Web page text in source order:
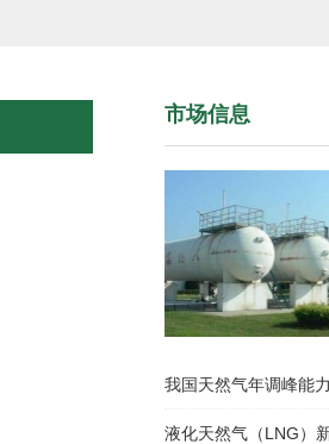
市场信息
我国天然气年调峰能
液化天然气（LNG）